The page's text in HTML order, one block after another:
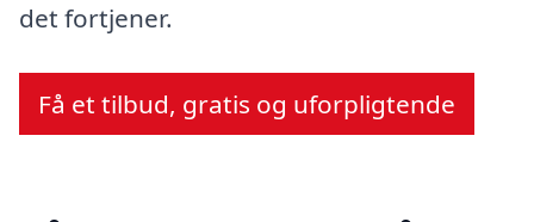
det fortjener.
Få et tilbud, gratis og uforpligtende